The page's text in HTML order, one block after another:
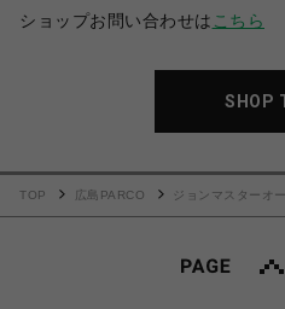
ショップお問い合わせは こちら
SHOP
TOP 広島PARCO ジョンマスターオ